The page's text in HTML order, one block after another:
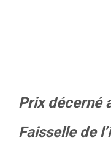
Prix décerné
Faisselle de